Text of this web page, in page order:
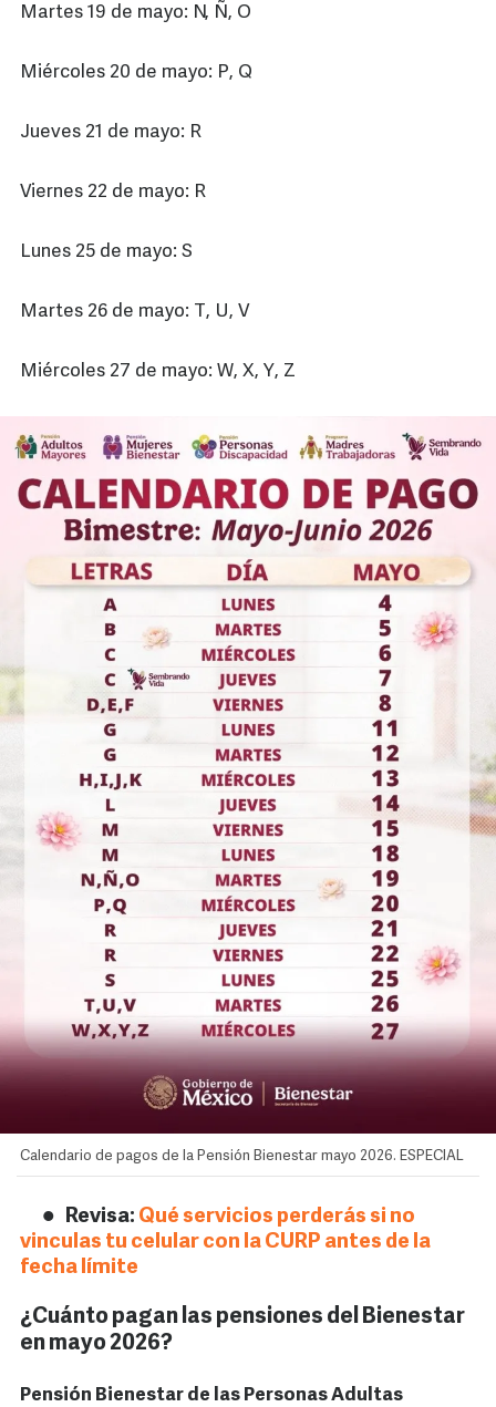
Martes 19 de mayo: N, Ñ, O
Miércoles 20 de mayo: P, Q
Jueves 21 de mayo: R
Viernes 22 de mayo: R
Lunes 25 de mayo: S
Martes 26 de mayo: T, U, V
Miércoles 27 de mayo: W, X, Y, Z
Calendario de pagos de la Pensión Bienestar mayo 2026. ESPECIAL
Revisa: Qué servicios perderás si no
vinculas tu celular con la CURP antes de la
fecha límite
¿Cuánto pagan las pensiones del Bienestar
en mayo 2026?
Pensión Bienestar de las Personas Adultas